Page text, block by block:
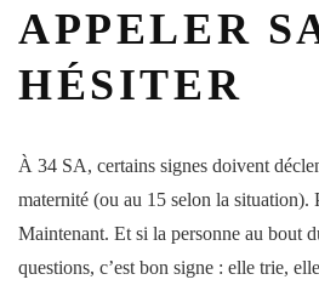
APPELER
HÉSITER
À 34 SA, certains signes doivent
maternité (ou au 15 selon la situation).
Maintenant. Et si la personne au bout
questions, c’est bon signe : elle trie,